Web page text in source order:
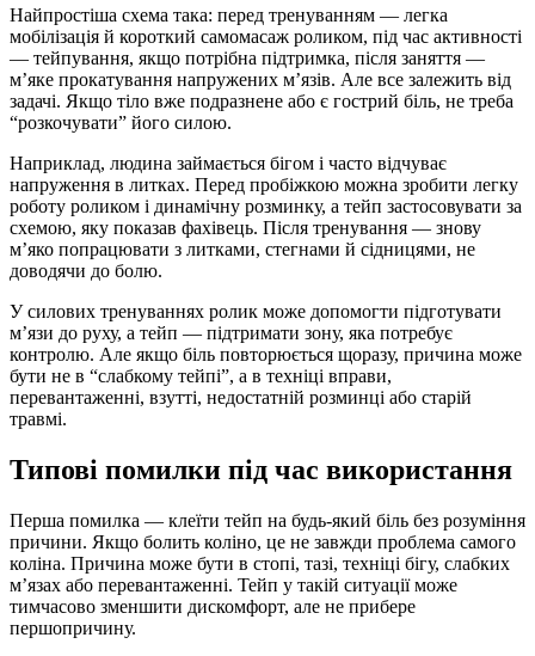
Найпростіша схема така: перед тренуванням — легка
мобілізація й короткий самомасаж роликом, під час активності
— тейпування, якщо потрібна підтримка, після заняття —
м’яке прокатування напружених м’язів. Але все залежить від
задачі. Якщо тіло вже подразнене або є гострий біль, не треба
“розкочувати” його силою.
Наприклад, людина займається бігом і часто відчуває
напруження в литках. Перед пробіжкою можна зробити легку
роботу роликом і динамічну розминку, а тейп застосовувати за
схемою, яку показав фахівець. Після тренування — знову
м’яко попрацювати з литками, стегнами й сідницями, не
доводячи до болю.
У силових тренуваннях ролик може допомогти підготувати
м’язи до руху, а тейп — підтримати зону, яка потребує
контролю. Але якщо біль повторюється щоразу, причина може
бути не в “слабкому тейпі”, а в техніці вправи,
перевантаженні, взутті, недостатній розминці або старій
травмі.
Типові помилки під час використання
Перша помилка — клеїти тейп на будь-який біль без розуміння
причини. Якщо болить коліно, це не завжди проблема самого
коліна. Причина може бути в стопі, тазі, техніці бігу, слабких
м’язах або перевантаженні. Тейп у такій ситуації може
тимчасово зменшити дискомфорт, але не прибере
першопричину.